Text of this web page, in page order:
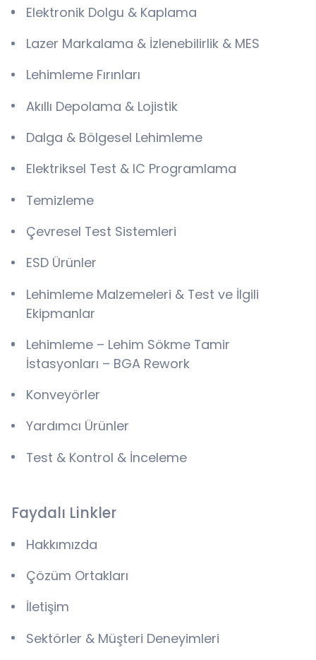
Elektronik Dolgu & Kaplama
Lazer Markalama & İzlenebilirlik & MES
Lehimleme Fırınları
Akıllı Depolama & Lojistik
Dalga & Bölgesel Lehimleme
Elektriksel Test & IC Programlama
Temizleme
Çevresel Test Sistemleri
ESD Ürünler
Lehimleme Malzemeleri & Test ve İlgili
Ekipmanlar
Lehimleme – Lehim Sökme Tamir
İstasyonları – BGA Rework
Konveyörler
Yardımcı Ürünler
Test & Kontrol & İnceleme
Faydalı Linkler
Hakkımızda
Çözüm Ortakları
İletişim
Sektörler & Müşteri Deneyimleri